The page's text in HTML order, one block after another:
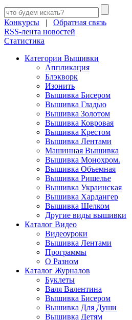
Конкурсы | Обратная связь
RSS-лента новостей
Статистика
Категории Вышивки
Аппликация
Блэкворк
Изонить
Вышивка Бисером
Вышивка Гладью
Вышивка Золотом
Вышивка Ковровая
Вышивка Крестом
Вышивка Лентами
Машинная Вышивка
Вышивка Монохром.
Вышивка Объемная
Вышивка Ришелье
Вышивка Украинская
Вышивка Хардангер
Вышивка Шелком
Другие виды вышивки
Каталог Видео
Видеоуроки
Вышивка Лентами
Программы
О Разном
Каталог Журналов
Буклеты
Валя Валентина
Вышивка Бисером
Вышивка Для Души
Вышивка Детям